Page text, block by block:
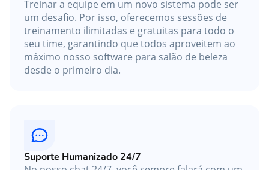
Treinar a equipe em um novo sistema pode ser
um desafio. Por isso, oferecemos sessões de
treinamento ilimitadas e gratuitas para todo o
seu time, garantindo que todos aproveitem ao
máximo nosso software para salão de beleza
desde o primeiro dia.
Suporte Humanizado 24/7